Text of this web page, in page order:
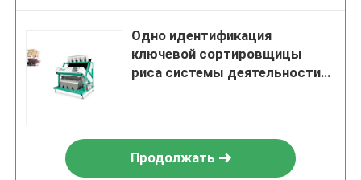
Одно идентификация
ключевой сортировщицы
риса системы деятельности
Продолжать